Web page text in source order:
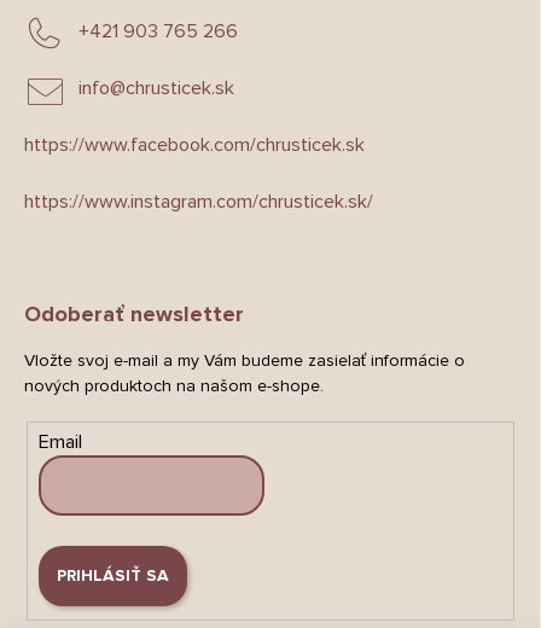
info@chrusticek.sk
+421 903 765 266
https://www.facebook.com/chrusticek.sk
https://www.instagram.com/chrusticek.sk/
Odoberať newsletter
Vložte svoj e-mail a my Vám budeme zasielať informácie o
nových produktoch na našom e-shope.
Email
PRIHLÁSIŤ SA